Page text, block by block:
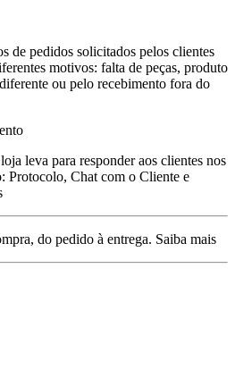
de pedidos solicitados pelos clientes
motivos: falta de peças, produto
ou pelo recebimento fora do
leva para responder aos clientes nos
Protocolo, Chat com o Cliente e
do pedido à entrega. Saiba mais